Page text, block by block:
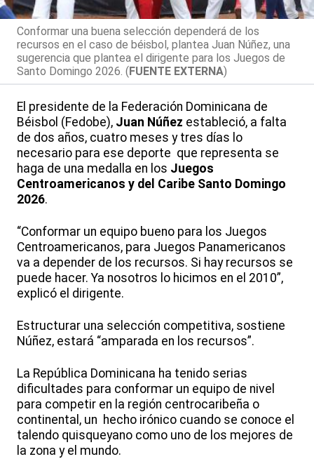
Conformar una buena selección dependerá de los
recursos en el caso de béisbol, plantea Juan Núñez, una
sugerencia que plantea el dirigente para los Juegos de
Santo Domingo 2026. (FUENTE EXTERNA)
El presidente de la Federación Dominicana de
Béisbol (Fedobe), Juan Núñez estableció, a falta
de dos años, cuatro meses y tres días lo
necesario para ese deporte que representa se
haga de una medalla en los Juegos
Centroamericanos y del Caribe Santo Domingo
2026.
“Conformar un equipo bueno para los Juegos
Centroamericanos, para Juegos Panamericanos
va a depender de los recursos. Si hay recursos se
puede hacer. Ya nosotros lo hicimos en el 2010”,
explicó el dirigente.
Estructurar una selección competitiva, sostiene
Núñez, estará “amparada en los recursos”.
La República Dominicana ha tenido serias
dificultades para conformar un equipo de nivel
para competir en la región centrocaribeña o
continental, un hecho irónico cuando se conoce el
talendo quisqueyano como uno de los mejores de
la zona y el mundo.